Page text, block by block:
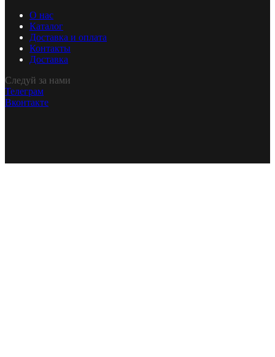
О нас
Каталог
Доставка и оплата
Контакты
Доставка
Следуй за нами
Телеграм
Вконтакте